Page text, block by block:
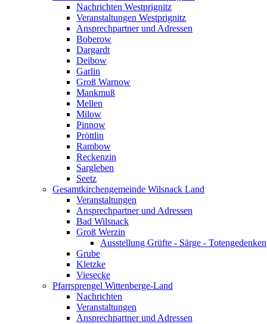
Nachrichten Westprignitz
Veranstaltungen Westprignitz
Ansprechpartner und Adressen
Boberow
Dargardt
Deibow
Garlin
Groß Warnow
Mankmuß
Mellen
Milow
Pinnow
Pröttlin
Rambow
Reckenzin
Sargleben
Seetz
Gesamtkirchengemeinde Wilsnack Land
Veranstaltungen
Ansprechpartner und Adressen
Bad Wilsnack
Groß Werzin
Ausstellung Grüfte - Särge - Totengedenken
Grube
Kletzke
Viesecke
Pfarrsprengel Wittenberge-Land
Nachrichten
Veranstaltungen
Ansprechpartner und Adressen